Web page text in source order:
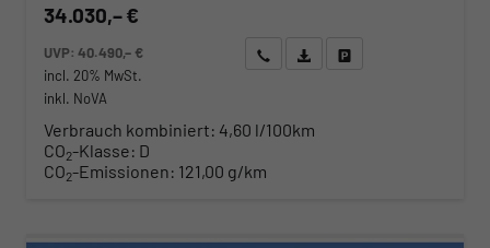
34.030,– €
UVP:40.490,– €
incl. 20% MwSt.
inkl. NoVA
Wir rufen Sie anAngebot drucken (PDF)
Verbrauch kombiniert: 4,60 l/100km
CO2-Klasse: D
CO2-Emissionen: 121,00 g/km